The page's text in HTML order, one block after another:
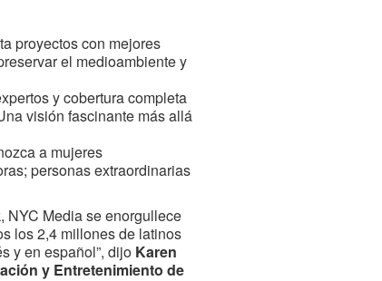
proyectos con mejores
el medioambiente y
y cobertura completa
visión fascinante más allá
a mujeres
personas extraordinarias
NYC Media se enorgullece
los 2,4 millones de latinos
y en español”, dijo Karen
y Entretenimiento de